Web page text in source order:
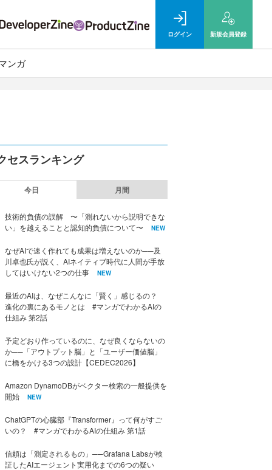
ログイン 新規会員登録
ンガ
セスランキング
今日 月間
技術的負債の誤解 〜「測れないから説明できな
い」を越えることと認知的負債について〜
NEW
なぜAIで速く作れても成果は増えないのか──及
川卓也氏が説く、AIネイティブ時代に人間が手放
してはいけない2つの仕事
NEW
最近のAIは、なぜこんなに「賢く」感じるの？
進化の裏にあるモノとは #マンガでわかるAIの
仕組み 第2話
予定どおり作っているのに、なぜ良くならないの
か──「アウトプット脳」と「ユーザー価値脳」
に橋をかける3つの設計【CEDEC2026】
Amazon DynamoDBがベクター検索の一般提供を
開始
NEW
ChatGPTの心臓部『Transformer』って何がすご
いの？ #マンガでわかるAIの仕組み 第1話
信頼は「測定されるもの」──Grafana Labsが検
証したAIエージェント実用化までの6つの疑い